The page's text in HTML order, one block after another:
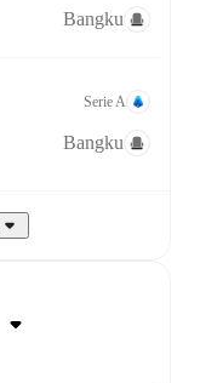
Bangku
Serie A
Bangku